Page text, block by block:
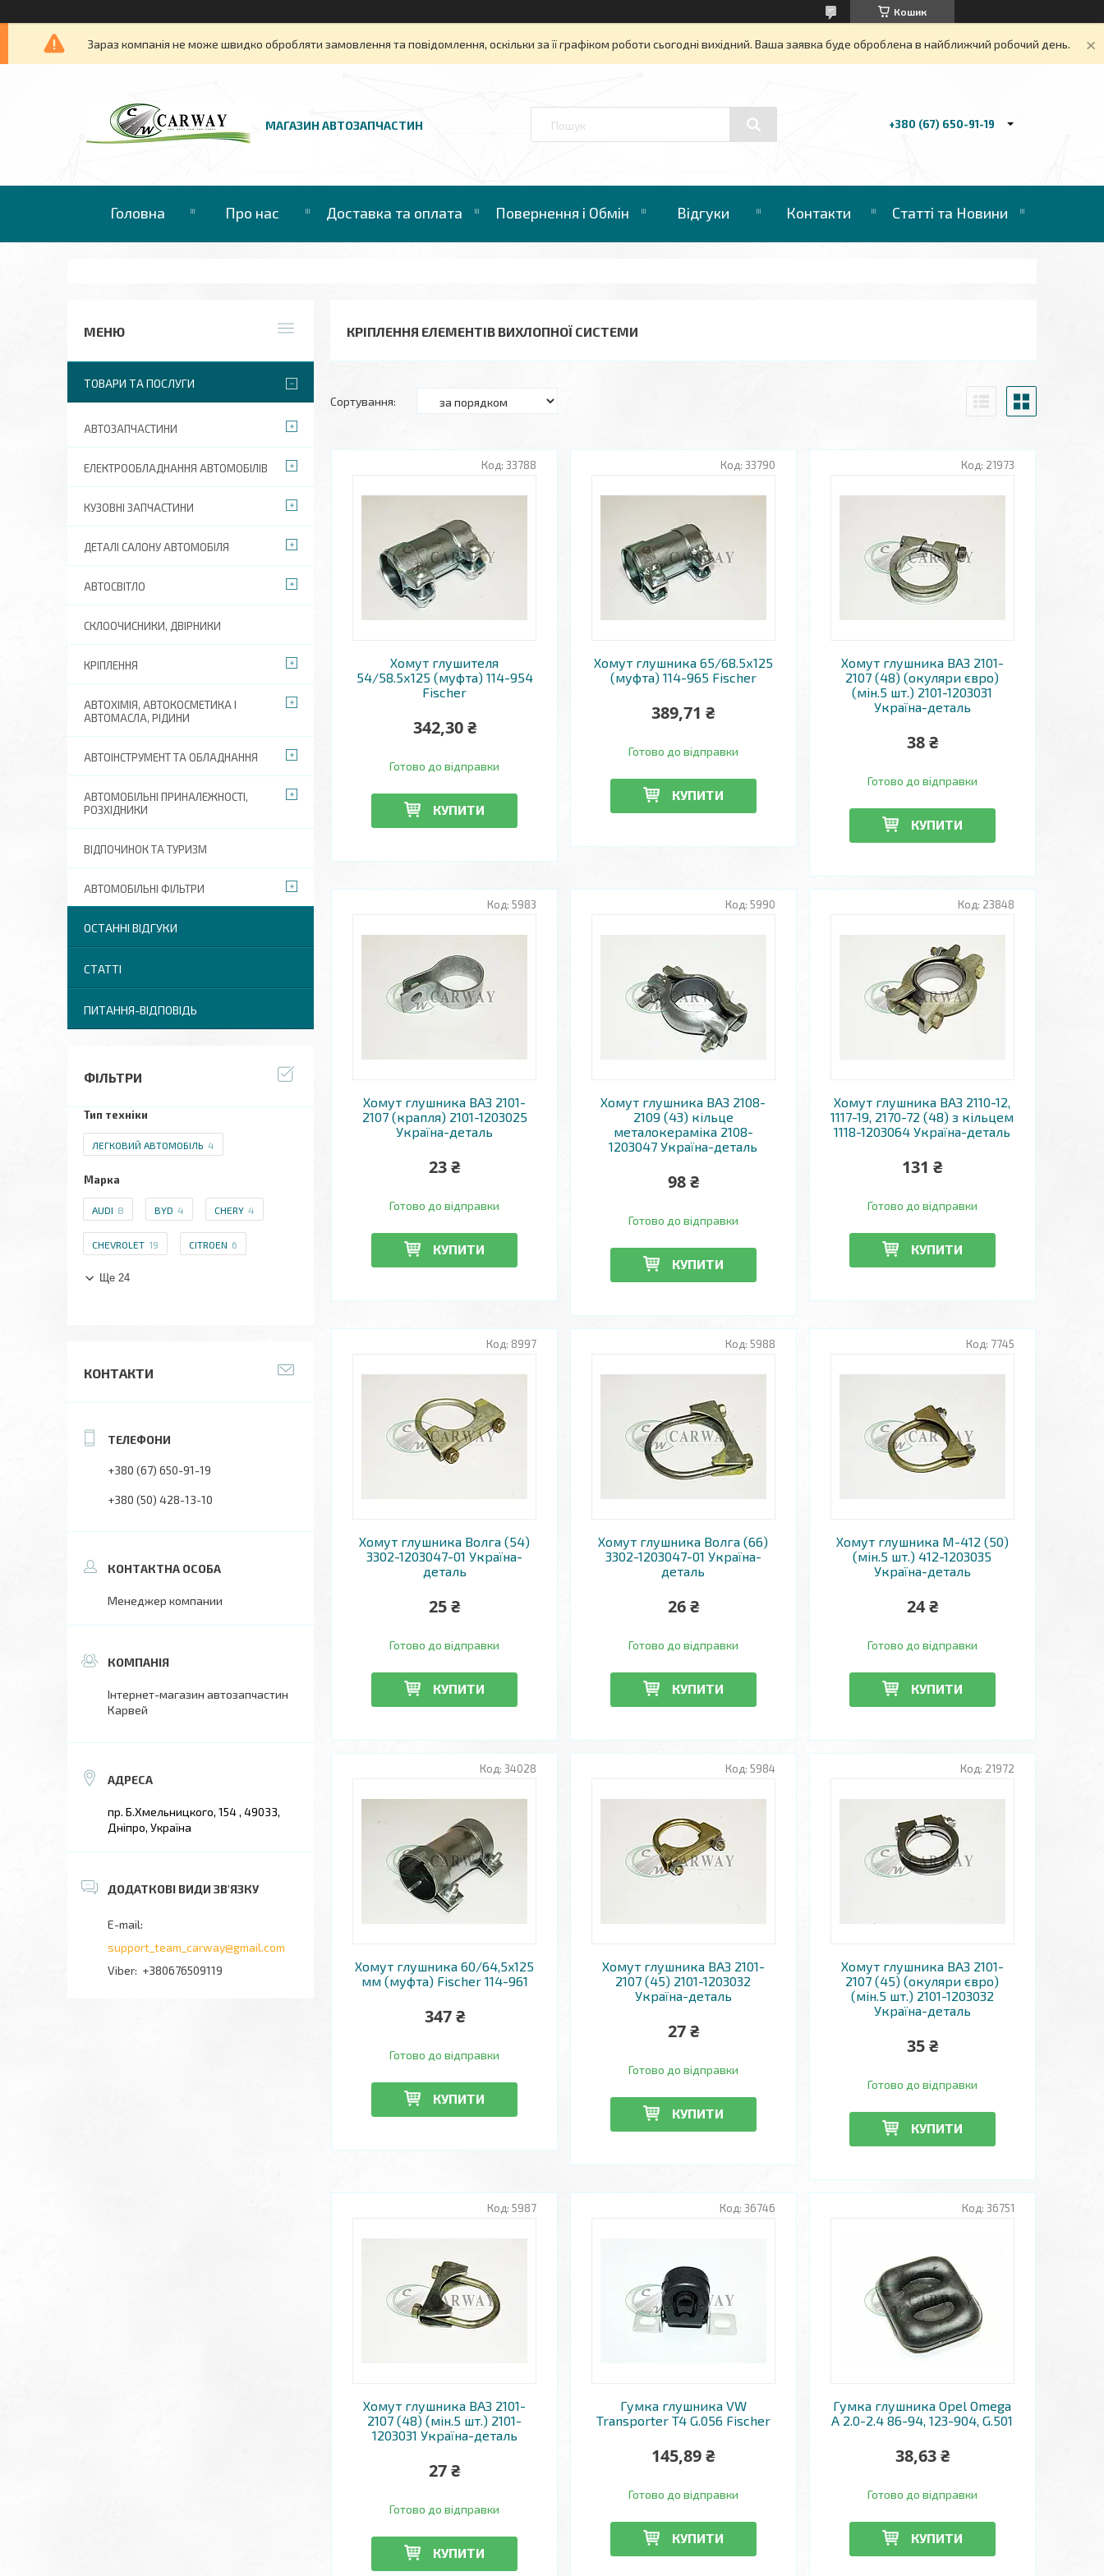
Кошик
Зараз компанія не може швидко обробляти замовлення та повідомлення, оскільки за її графіком роботи сьогодні вихідний. Ваша заявка буде оброблена в найближчий робочий день.
МАГАЗИН АВТОЗАПЧАСТИН +380 (67) 650-91-19
Головна Про нас Доставка та оплата Повернення і Обмін Відгуки Контакти Статті та Новини
КРІПЛЕННЯ ЕЛЕМЕНТІВ ВИХЛОПНОЇ СИСТЕМИ
33788
Хомут глушителя
54/58.5х125 (муфта) 114-954
Fischer
342,30 ₴
Готово до відправки
КУПИТИ
33790
Хомут глушника 65/68.5х125
(муфта) 114-965 Fischer
389,71 ₴
Готово до відправки
КУПИТИ
21973
Хомут глушника ВАЗ 2101-
2107 (48) (окуляри євро)
(мін.5 шт.) 2101-1203031
Україна-деталь
38 ₴
Готово до відправки
КУПИТИ
5983
Хомут глушника ВАЗ 2101-
2107 (крапля) 2101-1203025
Україна-деталь
23 ₴
Готово до відправки
КУПИТИ
5990
Хомут глушника ВАЗ 2108-
2109 (43) кільце
металокераміка 2108-
1203047 Україна-деталь
98 ₴
Готово до відправки
КУПИТИ
23848
Хомут глушника ВАЗ 2110-12,
1117-19, 2170-72 (48) з кільцем
1118-1203064 Україна-деталь
131 ₴
Готово до відправки
КУПИТИ
8997
Хомут глушника Волга (54)
3302-1203047-01 Україна-
деталь
25 ₴
Готово до відправки
КУПИТИ
5988
Хомут глушника Волга (66)
3302-1203047-01 Україна-
деталь
26 ₴
Готово до відправки
КУПИТИ
7745
Хомут глушника М-412 (50)
(мін.5 шт.) 412-1203035
Україна-деталь
24 ₴
Готово до відправки
КУПИТИ
34028
Хомут глушника 60/64,5x125
мм (муфта) Fischer 114-961
347 ₴
Готово до відправки
КУПИТИ
5984
Хомут глушника ВАЗ 2101-
2107 (45) 2101-1203032
Україна-деталь
27 ₴
Готово до відправки
КУПИТИ
21972
Хомут глушника ВАЗ 2101-
2107 (45) (окуляри євро)
(мін.5 шт.) 2101-1203032
Україна-деталь
35 ₴
Готово до відправки
КУПИТИ
5987
Хомут глушника ВАЗ 2101-
2107 (48) (мін.5 шт.) 2101-
1203031 Україна-деталь
27 ₴
Готово до відправки
КУПИТИ
36746
Гумка глушника VW
Transporter T4 G.056 Fischer
145,89 ₴
Готово до відправки
КУПИТИ
36751
Гумка глушника Opel Omega
A 2.0-2.4 86-94, 123-904, G.501
38,63 ₴
Готово до відправки
КУПИТИ
ТОВАРИ ТА ПОСЛУГИ
АВТОЗАПЧАСТИНИ
ЕЛЕКТРООБЛАДНАННЯ АВТОМОБІЛІВ
КУЗОВНІ ЗАПЧАСТИНИ
ДЕТАЛІ САЛОНУ АВТОМОБІЛЯ
АВТОСВІТЛО
СКЛООЧИСНИКИ, ДВІРНИКИ
КРІПЛЕННЯ
АВТОХІМІЯ, АВТОКОСМЕТИКА І
АВТОМАСЛА, РІДИНИ
АВТОІНСТРУМЕНТ ТА ОБЛАДНАННЯ
АВТОМОБІЛЬНІ ПРИНАЛЕЖНОСТІ,
РОЗХІДНИКИ
ВІДПОЧИНОК ТА ТУРИЗМ
АВТОМОБІЛЬНІ ФІЛЬТРИ
ОСТАННІ ВІДГУКИ
СТАТТІ
ПИТАННЯ-ВІДПОВІДЬ
ФІЛЬТРИ
Тип техніки
ЛЕГКОВИЙ АВТОМОБІЛЬ 4
Марка
AUDI 8 BYD 4 CHERY 4
CHEVROLET 19 CITROEN 6
Ще 24
КОНТАКТИ
+380 (67) 650-91-19
+380 (50) 428-13-10
Менеджер компании
Інтернет-магазин автозапчастин
Карвей
пр. Б.Хмельницкого, 154 , 49033,
Дніпро, Україна
support_team_carway@gmail.com
+380676509119